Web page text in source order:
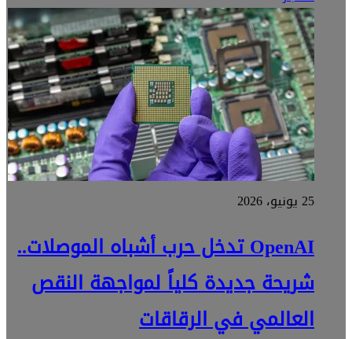
25 يونيو، 2026
OpenAI تدخل حرب أشباه الموصلات..
شريحة جديدة كلياً لمواجهة النقص
العالمي في الرقاقات